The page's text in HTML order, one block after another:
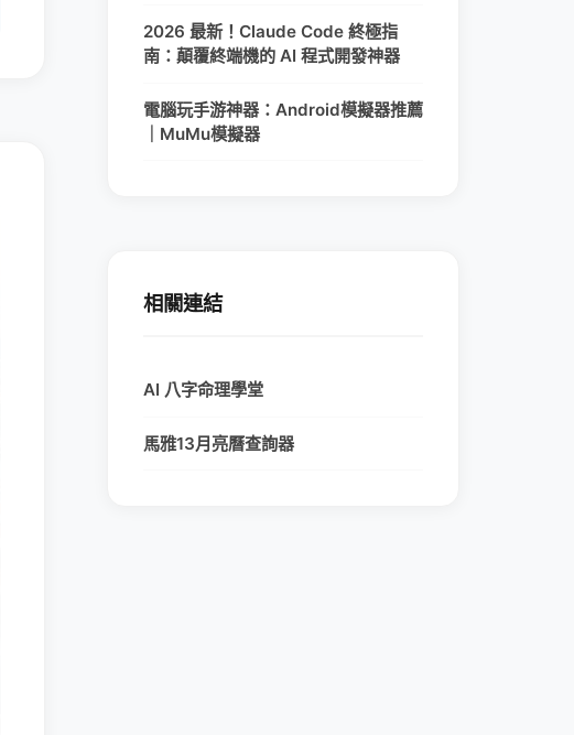
2026 最新！Claude Code 終極指
南：顛覆終端機的 AI 程式開發神器
電腦玩手游神器：Android模擬器推薦
｜MuMu模擬器
相關連結
AI 八字命理學堂
馬雅13月亮曆查詢器